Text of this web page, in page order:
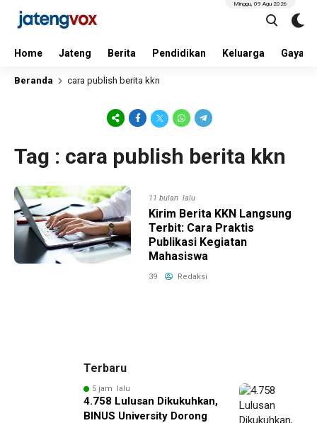
Home Jateng Berita Pendidikan Keluarga Gaya
Minggu, 09 Agu 2026
Beranda cara publish berita kkn
Tag : cara publish berita kkn
11 bulan lalu
Kirim Berita KKN Langsung
Terbit: Cara Praktis
Publikasi Kegiatan
Mahasiswa
39 Redaksi
Terbaru
5 jam lalu
4.758 Lulusan Dikukuhkan,
BINUS University Dorong